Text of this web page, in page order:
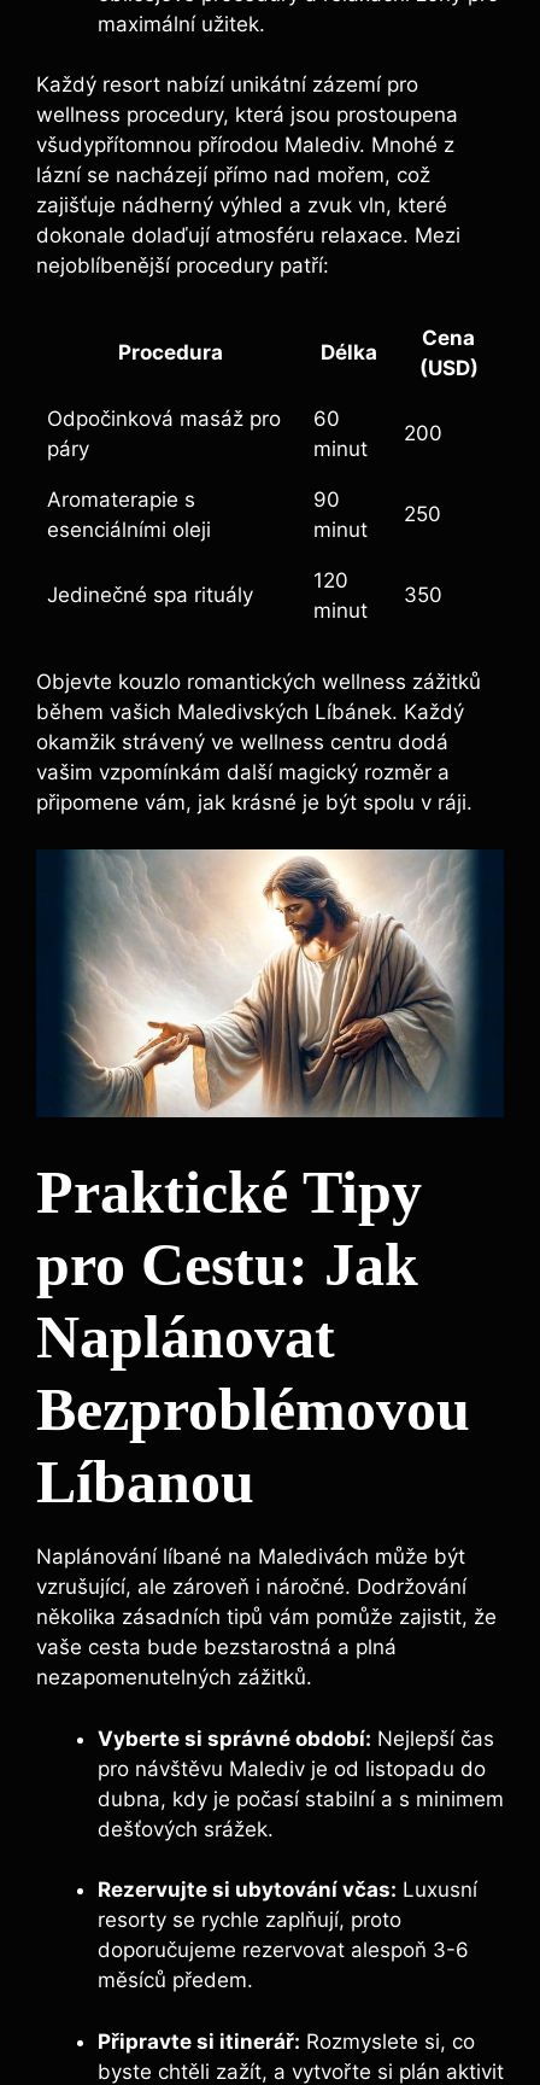
maximální užitek.
Každý resort nabízí unikátní zázemí pro
wellness procedury, která jsou prostoupena
všudypřítomnou přírodou Malediv. Mnohé z
lázní se nacházejí přímo nad mořem, což
zajišťuje nádherný výhled a zvuk vln, které
dokonale dolaďují atmosféru relaxace. Mezi
nejoblíbenější procedury patří:
Procedura Délka
Cena
(USD)
Odpočinková masáž pro
páry
60
minut
200
Aromaterapie s
esenciálními oleji
90
minut
250
Jedinečné spa rituály
120
minut
350
Objevte kouzlo romantických wellness zážitků
během vašich Maledivských Líbánek. Každý
okamžik strávený ve wellness centru dodá
vašim vzpomínkám další magický rozměr a
připomene vám, jak krásné je být spolu v ráji.
Praktické Tipy
pro Cestu: Jak
Naplánovat
Bezproblémovou
Líbanou
Naplánování líbané na Maledivách může být
vzrušující, ale zároveň i náročné. Dodržování
několika zásadních tipů vám pomůže zajistit, že
vaše cesta bude bezstarostná a plná
nezapomenutelných zážitků.
Vyberte si správné období: Nejlepší čas
pro návštěvu Malediv je od listopadu do
dubna, kdy je počasí stabilní a s minimem
dešťových srážek.
Rezervujte si ubytování včas: Luxusní
resorty se rychle zaplňují, proto
doporučujeme rezervovat alespoň 3-6
měsíců předem.
Připravte si itinerář: Rozmyslete si, co
byste chtěli zažít, a vytvořte si plán aktivit